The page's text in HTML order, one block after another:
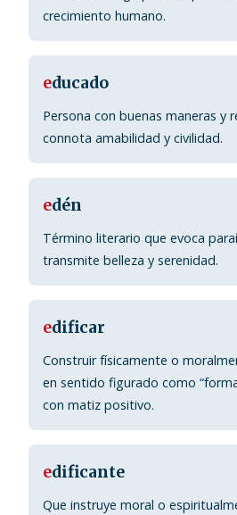
crecimiento humano.
educado
Persona con buenas maneras y
connota amabilidad y civilidad.
edén
Término literario que evoca
transmite belleza y serenidad.
edificar
Construir físicamente o
en sentido figurado como
con matiz positivo.
edificante
Que instruye moral o